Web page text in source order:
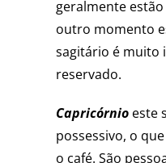
geralmente
outro momento
sagitário é muito
reservado.
Capricórnioeste
possessivo, o
o café. São